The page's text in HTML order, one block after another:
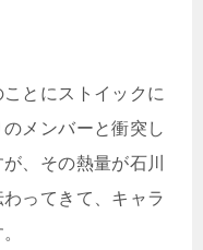
とにストイックに
メンバーと衝突し
、その熱量が石川
ってきて、キャラ